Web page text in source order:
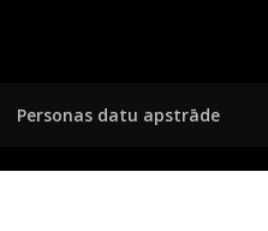
Personas datu apstrāde